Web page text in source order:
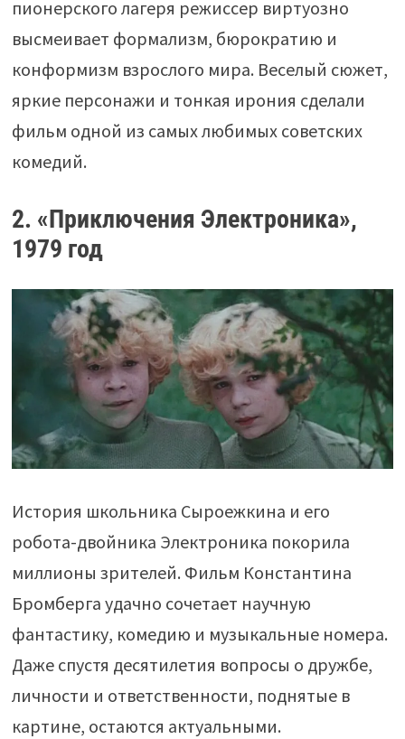
пионерского лагеря режиссер виртуозно
высмеивает формализм, бюрократию и
конформизм взрослого мира. Веселый сюжет,
яркие персонажи и тонкая ирония сделали
фильм одной из самых любимых советских
комедий.
2. «Приключения Электроника»,
1979 год
История школьника Сыроежкина и его
робота-двойника Электроника покорила
миллионы зрителей. Фильм Константина
Бромберга удачно сочетает научную
фантастику, комедию и музыкальные номера.
Даже спустя десятилетия вопросы о дружбе,
личности и ответственности, поднятые в
картине, остаются актуальными.